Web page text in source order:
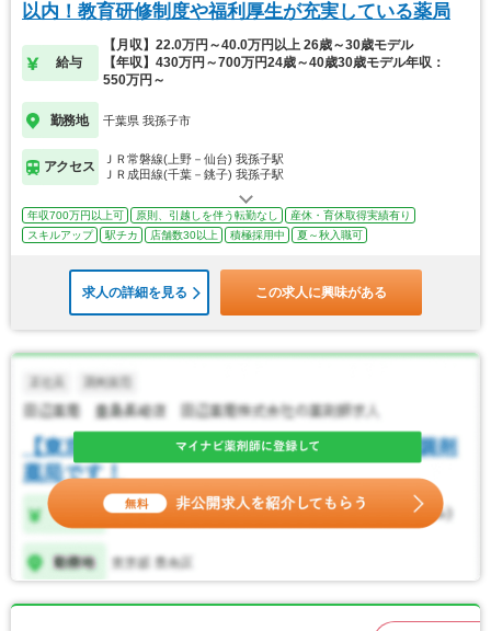
以内！教育研修制度や福利厚生が充実している薬局
給与
【月収】22.0万円～40.0万円以上 26歳～30歳モデル
【年収】430万円～700万円24歳～40歳30歳モデル年収：
550万円～
勤務地 千葉県 我孫子市
アクセス
ＪＲ常磐線(上野－仙台) 我孫子駅
ＪＲ成田線(千葉－銚子) 我孫子駅
年収700万円以上可 原則、引越しを伴う転勤なし
産休・育休取得実績有り
スキルアップ
駅チカ 店舗数30以上 積極採用中 夏～秋入職可
求人の詳細を見る この求人に興味がある